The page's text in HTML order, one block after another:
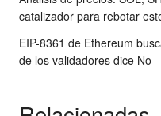
catalizador para rebotar
EIP-8361 de Ethereum
de los validadores dice No